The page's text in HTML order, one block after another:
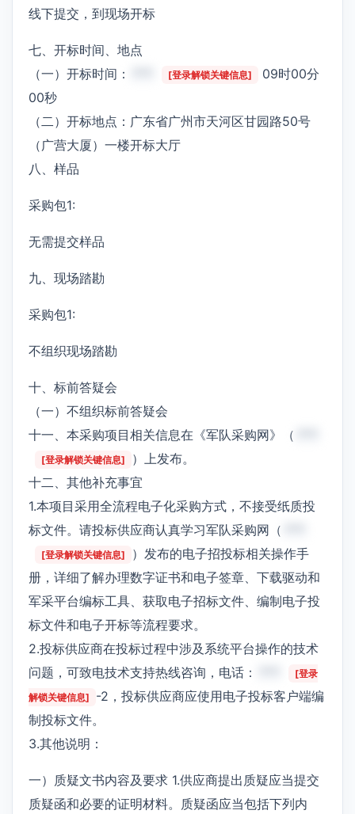
线下提交，到现场开标
七、开标时间、地点
（一）开标时间：
[登录解锁关键信息]
09时00分
00秒
（二）开标地点：广东省广州市天河区甘园路50号
（广营大厦）一楼开标大厅
八、样品
采购包1:
无需提交样品
九、现场踏勘
采购包1:
不组织现场踏勘
十、标前答疑会
（一）不组织标前答疑会
十一、本采购项目相关信息在《军队采购网》（
[登录解锁关键信息]
）上发布。
十二、其他补充事宜
1.本项目采用全流程电子化采购方式，不接受纸质投
标文件。请投标供应商认真学习军队采购网（
[登录解锁关键信息]
）发布的电子招投标相关操作手
册，详细了解办理数字证书和电子签章、下载驱动和
军采平台编标工具、获取电子招标文件、编制电子投
标文件和电子开标等流程要求。
2.投标供应商在投标过程中涉及系统平台操作的技术
问题，可致电技术支持热线咨询，电话：
[登录
解锁关键信息]
-2，投标供应商应使用电子投标客户端编
制投标文件。
3.其他说明：
一）质疑文书内容及要求 1.供应商提出质疑应当提交
质疑函和必要的证明材料。质疑函应当包括下列内